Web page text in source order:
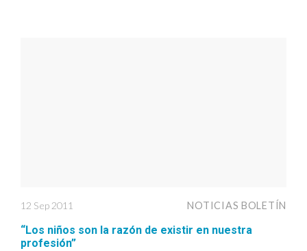
12 Sep 2011 NOTICIAS BOLETÍN
“Los niños son la razón de existir en nuestra
profesión”